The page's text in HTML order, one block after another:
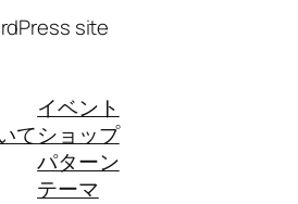
site
て
イベント
ショップ
パターン
テーマ